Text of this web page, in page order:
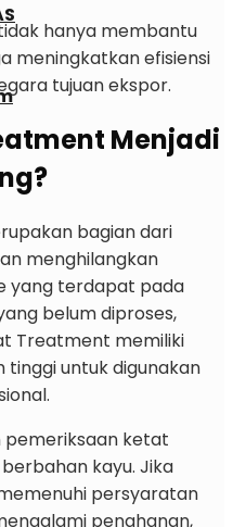
hanya membantu
meningkatkan efisiensi
tujuan ekspor.
Menjadi
bagian dari
menghilangkan
yang terdapat pada
belum diproses,
Treatment memiliki
untuk digunakan
pemeriksaan ketat
kayu. Jika
persyaratan
penahanan,